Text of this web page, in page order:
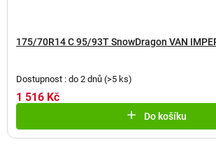
175/70R14 C 95/93T SnowDragon VAN
Dostupnost : do 2 dnů (>5 ks)
1 516 Kč
Do košíku